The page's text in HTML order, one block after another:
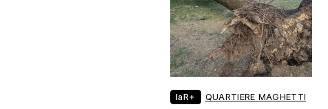
laR+ QUARTIERE MAGHETTI